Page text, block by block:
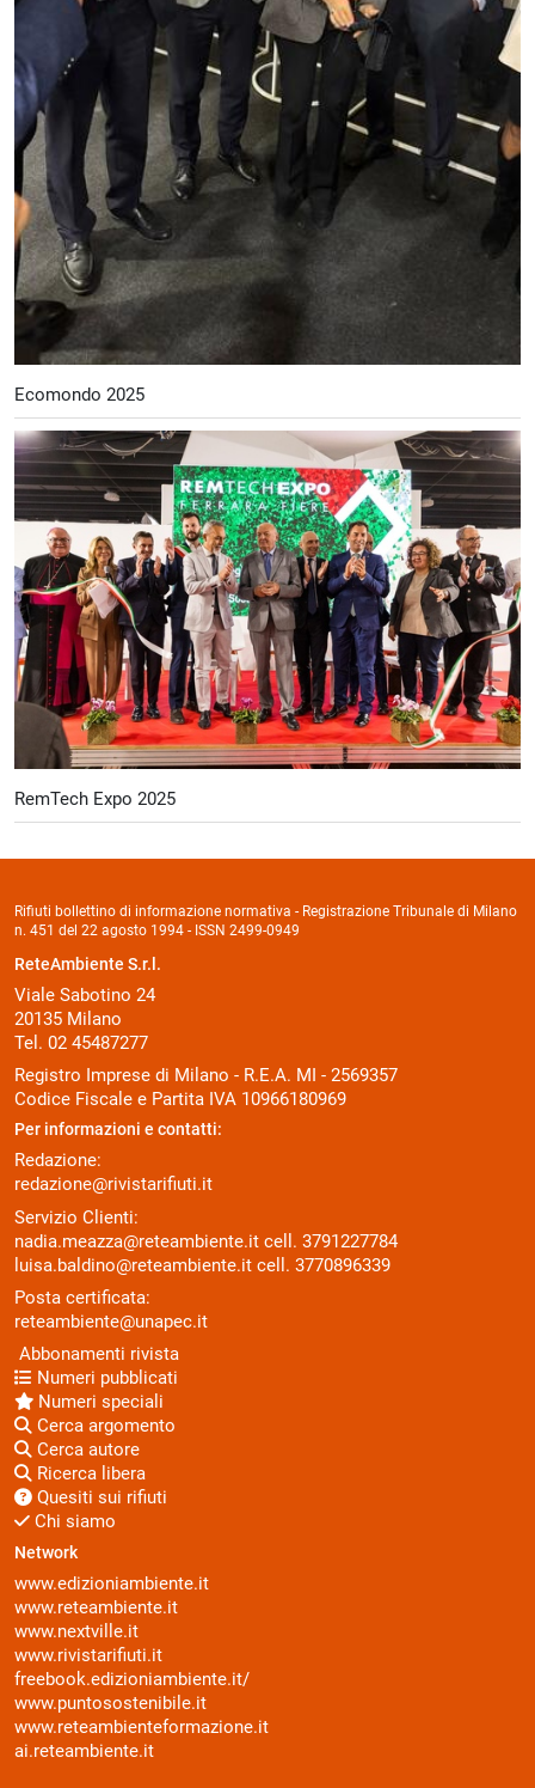
Ecomondo 2025
RemTech Expo 2025
Rifiuti bollettino di informazione normativa - Registrazione Tribunale di Milano
n. 451 del 22 agosto 1994 - ISSN 2499-0949
ReteAmbiente S.r.l.
Viale Sabotino 24
20135 Milano
Tel. 02 45487277
Registro Imprese di Milano - R.E.A. MI - 2569357
Codice Fiscale e Partita IVA 10966180969
Per informazioni e contatti:
Redazione:
redazione@rivistarifiuti.it
Servizio Clienti:
nadia.meazza@reteambiente.it cell. 3791227784
luisa.baldino@reteambiente.it cell. 3770896339
Posta certificata:
reteambiente@unapec.it
Abbonamenti rivista
Numeri pubblicati
Numeri speciali
Cerca argomento
Cerca autore
Ricerca libera
Quesiti sui rifiuti
Chi siamo
Network
www.edizioniambiente.it
www.reteambiente.it
www.nextville.it
www.rivistarifiuti.it
freebook.edizioniambiente.it/
www.puntosostenibile.it
www.reteambienteformazione.it
ai.reteambiente.it